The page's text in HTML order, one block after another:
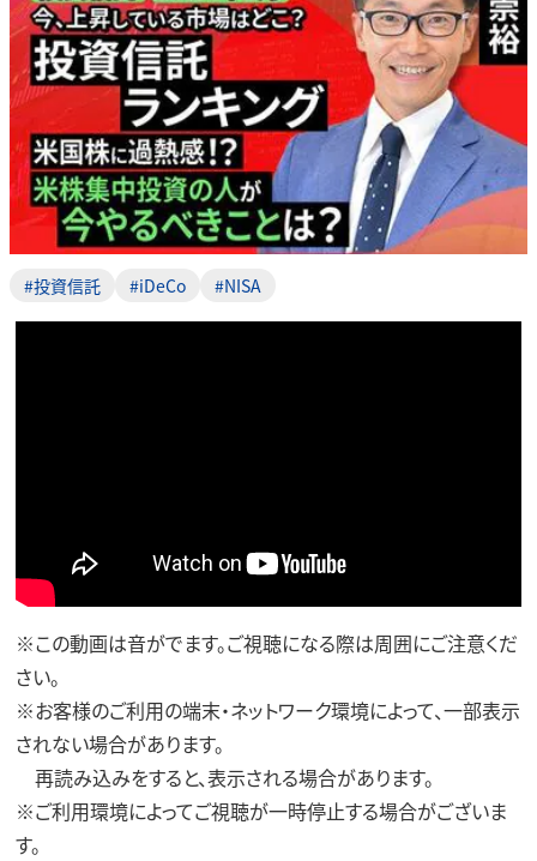
#投資信託 #iDeCo #NISA
※この動画は音がでます。ご視聴になる際は周囲にご注意くだ
さい。
※お客様のご利用の端末・ネットワーク環境によって、一部表示
されない場合があります。
再読み込みをすると、表示される場合があります。
※ご利用環境によってご視聴が一時停止する場合がございま
す。